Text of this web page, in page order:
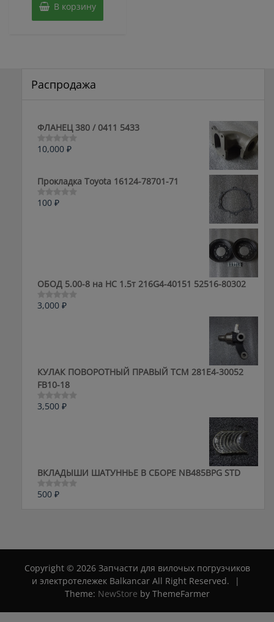
В корзину
Распродажа
ФЛАНЕЦ 380 / 0411 5433
Оценка
5
10,000 ₽
Прокладка Toyota 16124-78701-71
Оценка
100 ₽
ОБОД 5.00-8 на HC 1.5т 216G4-40151 52516-80302
Оценка
3,000 ₽
КУЛАК ПОВОРОТНЫЙ ПРАВЫЙ ТСМ 281E4-30052
FB10-18
Оценка
3,500 ₽
ВКЛАДЫШИ ШАТУННЬЕ В СБОРЕ NB485BPG STD
Оценка
500 ₽
Copyright © 2026 Запчасти для вилочых погрузчиков
и электротележек Balkancar All Right Reserved.
|
Theme: NewStore by ThemeFarmer